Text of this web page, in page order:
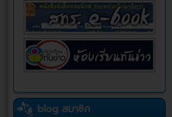
blog สมาชิก